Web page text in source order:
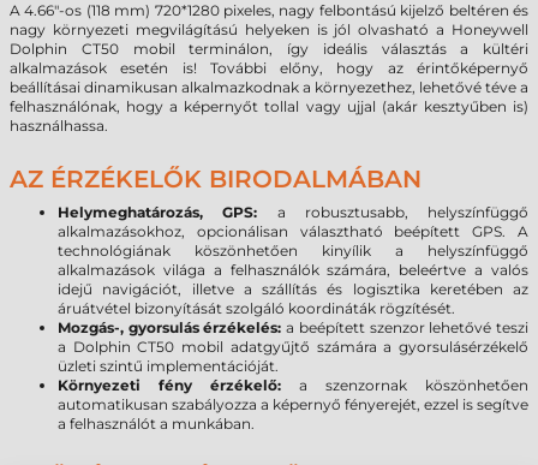
A 4.66"-os (118 mm) 720*1280 pixeles, nagy felbontású kijelző beltéren és
nagy környezeti megvilágítású helyeken is jól olvasható a Honeywell
Dolphin CT50 mobil terminálon, így ideális választás a kültéri
alkalmazások esetén is! További előny, hogy az érintőképernyő
beállításai dinamikusan alkalmazkodnak a környezethez, lehetővé téve a
felhasználónak, hogy a képernyőt tollal vagy ujjal (akár kesztyűben is)
használhassa.
AZ ÉRZÉKELŐK BIRODALMÁBAN
Helymeghatározás, GPS: a robusztusabb, helyszínfüggő
alkalmazásokhoz, opcionálisan választható beépített GPS. A
technológiának köszönhetően kinyílik a helyszínfüggő
alkalmazások világa a felhasználók számára, beleértve a valós
idejű navigációt, illetve a szállítás és logisztika keretében az
áruátvétel bizonyítását szolgáló koordináták rögzítését.
Mozgás-, gyorsulás érzékelés: a beépített szenzor lehetővé teszi
a Dolphin CT50 mobil adatgyűjtő számára a gyorsulásérzékelő
üzleti szintű implementációját.
Környezeti fény érzékelő: a szenzornak köszönhetően
automatikusan szabályozza a képernyő fényerejét, ezzel is segítve
a felhasználót a munkában.